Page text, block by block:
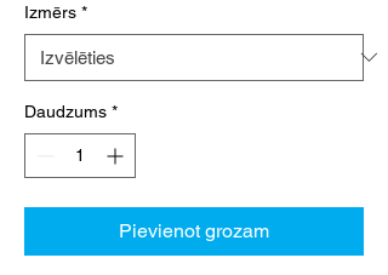
Izmērs *
Daudzums *
Pievienot grozam